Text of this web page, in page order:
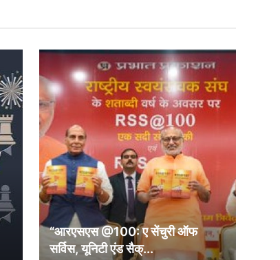
“आरएसएस @100: ए सेंचुरी ऑफ
सर्विस, यूनिटी एंड सैक्...